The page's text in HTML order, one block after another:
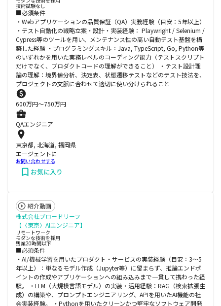
技術試験なし
■必須条件
・Webアプリケーションの品質保証（QA）実務経験（目安：5年以上）
・テスト自動化の戦略立案・設計・実装経験： Playwright / Selenium /
Cypress等のツールを用い、メンテナンス性の高い自動テスト基盤を構
築した経験 ・プログラミングスキル：Java, TypeScript, Go, Python等
のいずれかを用いた実務レベルのコーディング能力（テストスクリプト
だけでなく、プロダクトコードの理解ができること） ・テスト設計理
論の理解：境界値分析、決定表、状態遷移テストなどのテスト技法を、
プロジェクトの文脈に合わせて適切に使い分けられること
600万円〜750万円
QAエンジニア
東京都, 北海道, 福岡県
エージェントに
お問い合わせする
お気に入り
紹介動画
株式会社ブロードリーフ
【〈東京〉AIエンジニア】
リモートワーク
モダンな技術を採用
残業20時間以下
■必須条件
・AI/機械学習を用いたプロダクト・サービスの実装経験（目安：3〜5
年以上）：単なるモデル作成（Jupyter等）に留まらず、推論エンドポ
イントの作成やアプリケーションへの組み込みまで一貫して携わった経
験。 ・LLM（大規模言語モデル）の実装・活用経験：RAG（検索拡張生
成）の構築や、プロンプトエンジニアリング、APIを用いたAI機能の社
会実装経験。 ・Pythonを用いたクリーンかつ堅牢なソフトウェア開発